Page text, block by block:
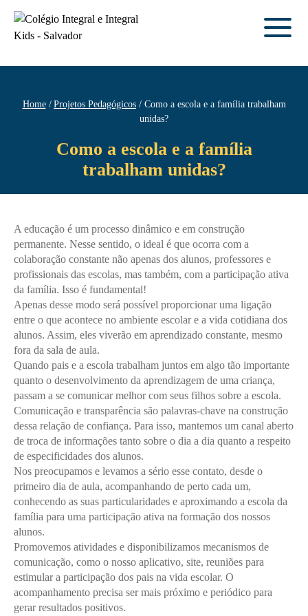
Home Projetos Pedagógicos
Como a escola e a família trabalham
unidas?
Como a escola e a família
trabalham unidas?
A educação é um processo dinâmico e em construção
permanente. Nesse sentido, o ideal é que ocorra com a
colaboração constante não apenas dos alunos, professores e
profissionais das escolas, mas também, com a participação ativa
da família. Isso é fundamental!
Apenas desse modo será possível proporcionar uma ligação
entre o que acontece no ambiente escolar e a vida cotidiana dos
alunos. Assim, eles viverão em aprendizado constante, mesmo
fora da sala de aula.
Quando pais e a escola trabalham juntos em algo tão importante
quanto o desenvolvimento da aprendizagem de uma criança,
passam a se comunicar melhor com seus filhos sobre a escola.
Comunicação e transparência são palavras-chave na construção
dessa relação de confiança. Para isso, mantemos um canal aberto
de troca de informações tanto sobre o dia a dia quanto a respeito
de especificidades dos alunos.
Nos preocupamos e levamos a sério esse contato, desde o
primeiro dia de aula, acompanhando de perto cada um,
conhecendo as suas particularidades e aproximando a escola da
família para uma participação ativa na formação dos nossos
alunos.
Promovemos atividades e disponibilizamos mecanismos de
comunicação, como o nosso aplicativo, site, reuniões para
estimular a participação dos pais na vida escolar. O
acompanhamento precisa ser mais próximo e periódico para
gerar resultados positivos.